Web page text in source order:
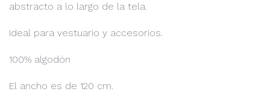
abstracto a lo largo de la tela.
Ideal para vestuario y accesorios.
100% algodón
El ancho es de 120 cm.